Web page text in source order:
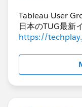
Tableau User
日本のTUG最新
https://